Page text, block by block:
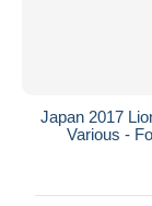
Japan 2017
Various -